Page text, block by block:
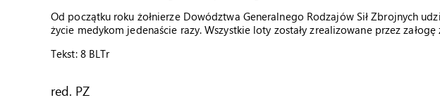
Od początku roku żołnierze Dowództwa Generalnego Rodzajów Sił Zbrojnych
życie medykom jedenaście razy. Wszystkie loty zostały zrealizowane przez
Tekst: 8 BLTr
red. PZ